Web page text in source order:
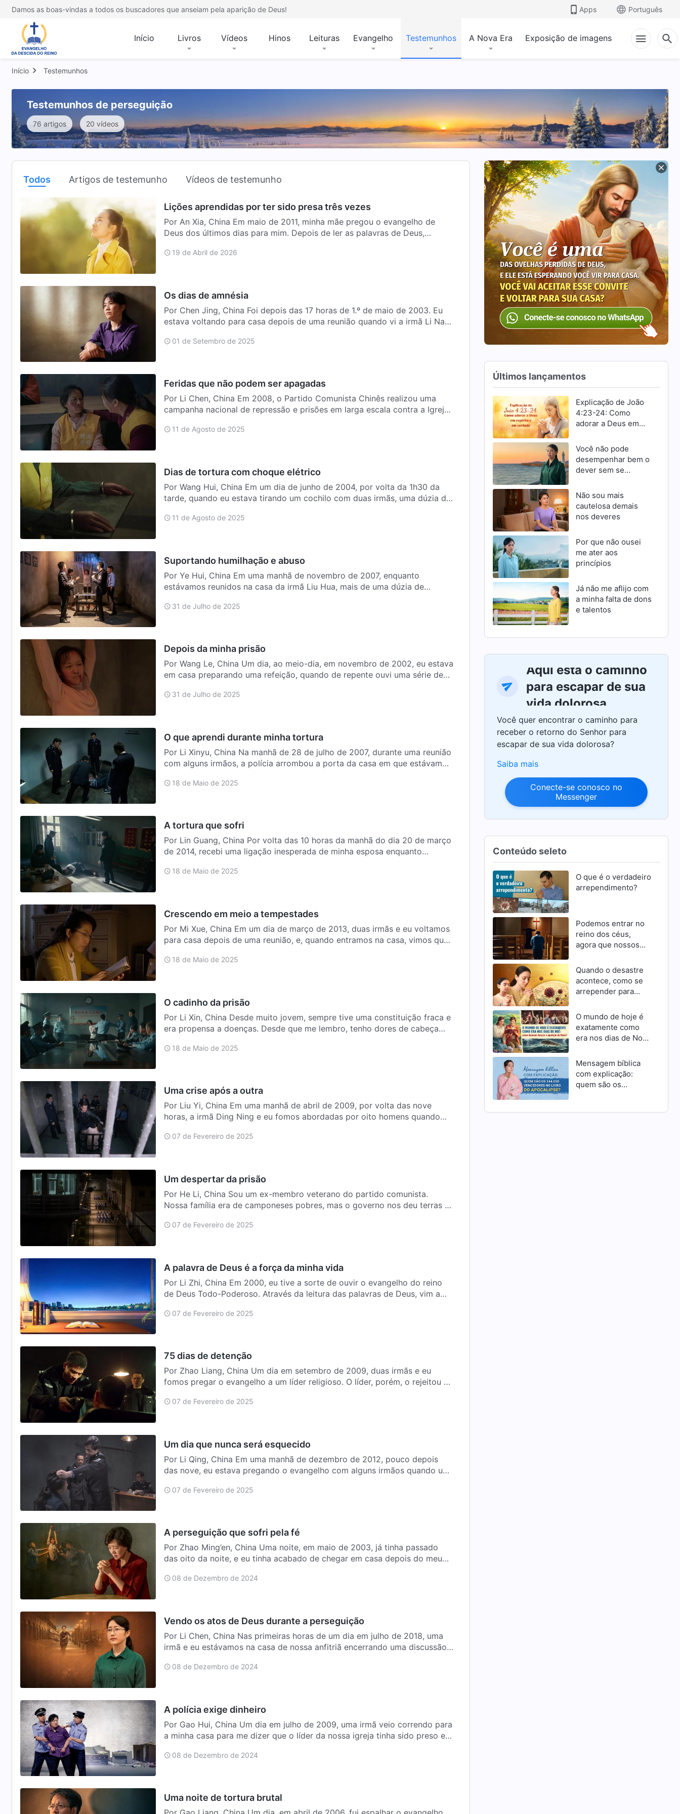
Damos as boas-vindas a todos os buscadores que anseiam pela aparição de Deus! Apps Português
Início Livros Vídeos Hinos Leituras Evangelho Testemunhos A Nova Era Exposição de imagens
Início Testemunhos
Testemunhos de perseguição
76 artigos 20 vídeos
Todos Artigos de testemunho Vídeos de testemunho
Lições aprendidas por ter sido presa três vezes
Por An Xia, China Em maio de 2011, minha mãe pregou o evangelho de
Deus dos últimos dias para mim. Depois de ler as palavras de Deus,
19 de Abril de 2026
Os dias de amnésia
Por Chen Jing, China Foi depois das 17 horas de 1.º de maio de 2003. Eu
estava voltando para casa depois de uma reunião quando vi a irmã Li Nan
01 de Setembro de 2025
Feridas que não podem ser apagadas
Por Li Chen, China Em 2008, o Partido Comunista Chinês realizou uma
campanha nacional de repressão e prisões em larga escala contra a Igreja
11 de Agosto de 2025
Dias de tortura com choque elétrico
Por Wang Hui, China Em um dia de junho de 2004, por volta da 1h30 da
tarde, quando eu estava tirando um cochilo com duas irmãs, uma dúzia de
11 de Agosto de 2025
Suportando humilhação e abuso
Por Ye Hui, China Em uma manhã de novembro de 2007, enquanto
estávamos reunidos na casa da irmã Liu Hua, mais de uma dúzia de
31 de Julho de 2025
Depois da minha prisão
Por Wang Le, China Um dia, ao meio-dia, em novembro de 2002, eu estava
em casa preparando uma refeição, quando de repente ouvi uma série de
31 de Julho de 2025
O que aprendi durante minha tortura
Por Li Xinyu, China Na manhã de 28 de julho de 2007, durante uma reunião
com alguns irmãos, a polícia arrombou a porta da casa em que estávamos
18 de Maio de 2025
A tortura que sofri
Por Lin Guang, China Por volta das 10 horas da manhã do dia 20 de março
de 2014, recebi uma ligação inesperada de minha esposa enquanto
18 de Maio de 2025
Crescendo em meio a tempestades
Por Mi Xue, China Em um dia de março de 2013, duas irmãs e eu voltamos
para casa depois de uma reunião, e, quando entramos na casa, vimos que
18 de Maio de 2025
O cadinho da prisão
Por Li Xin, China Desde muito jovem, sempre tive uma constituição fraca e
era propensa a doenças. Desde que me lembro, tenho dores de cabeça
18 de Maio de 2025
Uma crise após a outra
Por Liu Yi, China Em uma manhã de abril de 2009, por volta das nove
horas, a irmã Ding Ning e eu fomos abordadas por oito homens quando
07 de Fevereiro de 2025
Um despertar da prisão
Por He Li, China Sou um ex-membro veterano do partido comunista.
Nossa família era de camponeses pobres, mas o governo nos deu terras e
07 de Fevereiro de 2025
A palavra de Deus é a força da minha vida
Por Li Zhi, China Em 2000, eu tive a sorte de ouvir o evangelho do reino
de Deus Todo-Poderoso. Através da leitura das palavras de Deus, vim a
07 de Fevereiro de 2025
75 dias de detenção
Por Zhao Liang, China Um dia em setembro de 2009, duas irmãs e eu
fomos pregar o evangelho a um líder religioso. O líder, porém, o rejeitou e
07 de Fevereiro de 2025
Um dia que nunca será esquecido
Por Li Qing, China Em uma manhã de dezembro de 2012, pouco depois
das nove, eu estava pregando o evangelho com alguns irmãos quando um
07 de Fevereiro de 2025
A perseguição que sofri pela fé
Por Zhao Ming’en, China Uma noite, em maio de 2003, já tinha passado
das oito da noite, e eu tinha acabado de chegar em casa depois do meu
08 de Dezembro de 2024
Vendo os atos de Deus durante a perseguição
Por Li Chen, China Nas primeiras horas de um dia em julho de 2018, uma
irmã e eu estávamos na casa de nossa anfitriã encerrando uma discussão
08 de Dezembro de 2024
A polícia exige dinheiro
Por Gao Hui, China Um dia em julho de 2009, uma irmã veio correndo para
a minha casa para me dizer que o líder da nossa igreja tinha sido preso e
08 de Dezembro de 2024
Uma noite de tortura brutal
Últimos lançamentos
Explicação de João
4:23-24: Como
adorar a Deus em
verdade
Você não pode
desempenhar bem o
dever sem se
progredir
Não sou mais
cautelosa demais
nos deveres
Por que não ousei
me ater aos
princípios
Já não me aflijo com
a minha falta de dons
e talentos
Aqui está o caminho
para escapar de sua
vida dolorosa
Você quer encontrar o caminho para
receber o retorno do Senhor para
escapar de sua vida dolorosa?
Saiba mais
Conecte-se conosco no
Messenger
Conteúdo seleto
O que é o verdadeiro
arrependimento?
Podemos entrar no
reino dos céus,
agora que nossos
perdoados?
Quando o desastre
acontece, como se
arrepender para
misericórdia de
Deus como cristãos
O mundo de hoje é
exatamente como
era nos dias de Noé:
buscar a aparição de
Deus?
Mensagem bíblica
com explicação:
quem são os